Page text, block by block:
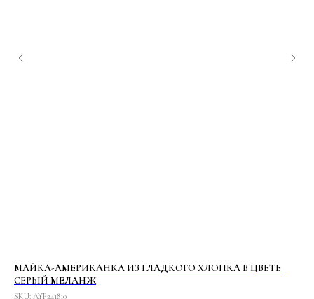
МАЙКА-АМЕРИКАНКА ИЗ ГЛАДКОГО ХЛОПКА В ЦВЕТЕ
СЕРЫЙ МЕЛАНЖ
SKU: AYF241810